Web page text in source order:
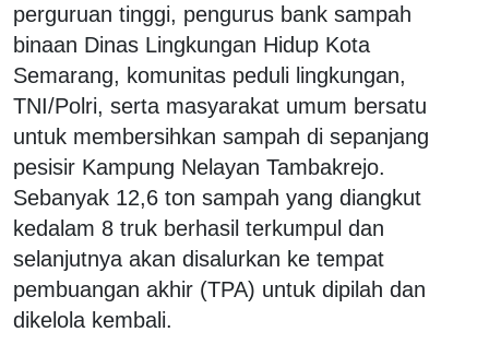
perguruan tinggi, pengurus bank sampah
binaan Dinas Lingkungan Hidup Kota
Semarang, komunitas peduli lingkungan,
TNI/Polri, serta masyarakat umum bersatu
untuk membersihkan sampah di sepanjang
pesisir Kampung Nelayan Tambakrejo.
Sebanyak 12,6 ton sampah yang diangkut
kedalam 8 truk berhasil terkumpul dan
selanjutnya akan disalurkan ke tempat
pembuangan akhir (TPA) untuk dipilah dan
dikelola kembali.